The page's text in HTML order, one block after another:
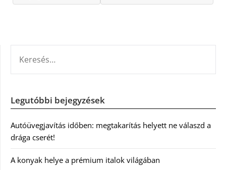
Legutóbbi bejegyzések
Autóüvegjavítás időben: megtakarítás helyett ne válaszd a
drága cserét!
A konyak helye a prémium italok világában